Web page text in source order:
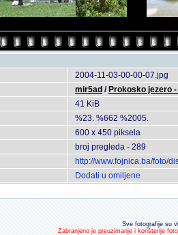
2004-11-03-00-00-07.jpg
mir5ad / Prokosko jezero
41 KiB
%23. %662 %2005.
600 x 450 piksela
broj pregleda - 289
http://www.fojnica.ba/foto/
Dodati u omiljene
Sve fotografije su
Zabranjeno je preuzimanje i korištenje